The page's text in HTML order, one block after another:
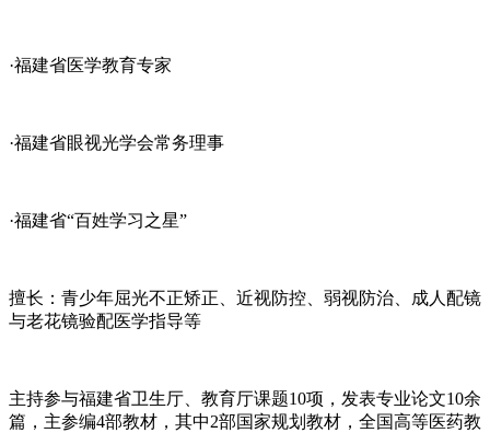
·福建省医学教育专家
·福建省眼视光学会常务理事
·福建省“百姓学习之星”
擅长：青少年屈光不正矫正、近视防控、弱视防治、成人配镜
与老花镜验配医学指导等
主持参与福建省卫生厅、教育厅课题10项，发表专业论文10余
篇，主参编4部教材，其中2部国家规划教材，全国高等医药教